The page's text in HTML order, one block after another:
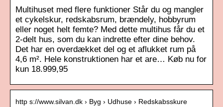
Multihuset med flere funktioner Står du og mangler
et cykelskur, redskabsrum, brændely, hobbyrum
eller noget helt femte? Med dette multihus får du et
2-delt hus, som du kan indrette efter dine behov.
Det har en overdækket del og et aflukket rum på
4,6 m². Hele konstruktionen har et are… Køb nu for
kun 18.999,95
http s://www.silvan.dk › Byg › Udhuse › Redskabsskure